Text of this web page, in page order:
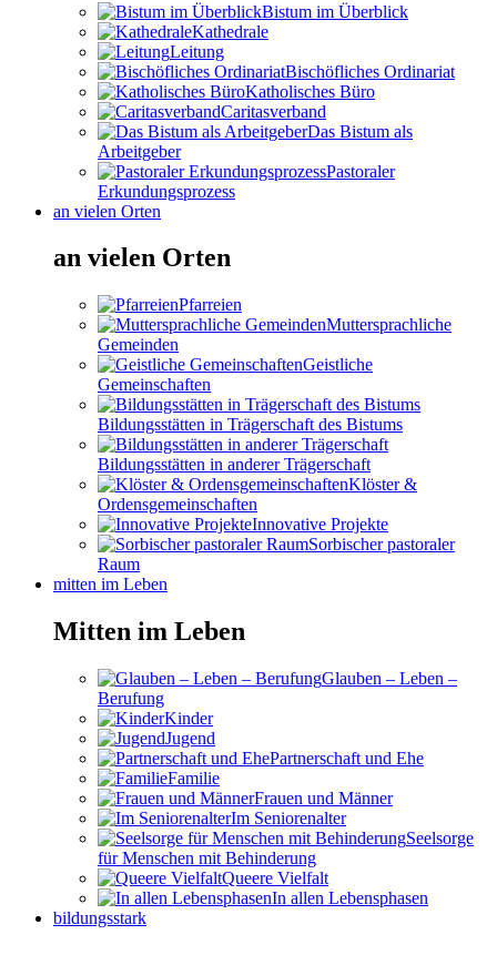
Bistum im Überblick
Kathedrale
Leitung
Bischöfliches Ordinariat
Katholisches Büro
Caritasverband
Das Bistum als
Arbeitgeber
Pastoraler
Erkundungsprozess
an vielen Orten
an vielen Orten
Pfarreien
Muttersprachliche
Gemeinden
Geistliche
Gemeinschaften
Bildungsstätten in Trägerschaft des Bistums
Bildungsstätten in anderer Trägerschaft
Klöster &
Ordensgemeinschaften
Innovative Projekte
Sorbischer pastoraler
Raum
mitten im Leben
Mitten im Leben
Glauben – Leben –
Berufung
Kinder
Jugend
Partnerschaft und Ehe
Familie
Frauen und Männer
Im Seniorenalter
Seelsorge
für Menschen mit Behinderung
Queere Vielfalt
In allen Lebensphasen
bildungsstark